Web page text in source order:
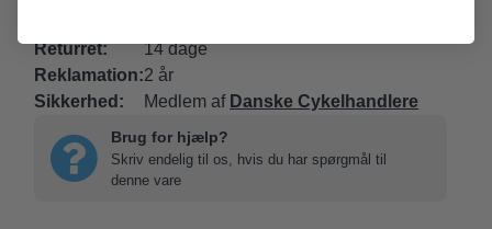
Returret:
14 dage
Reklamation:2 år
Sikkerhed:
Medlem af Danske Cykelhandlere
Brug for hjælp?
Skriv endelig til os, hvis du har spørgmål til
denne vare